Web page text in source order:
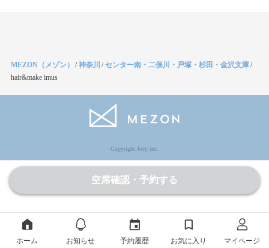
空席確認・予約する
MEZON（メゾン） /神奈川 /センター南・二俣川・戸塚・杉田・金沢文庫/
hair&make imus
Copyright Jocy inc.
ホーム お知らせ 予約履歴 お気に入り マイページ